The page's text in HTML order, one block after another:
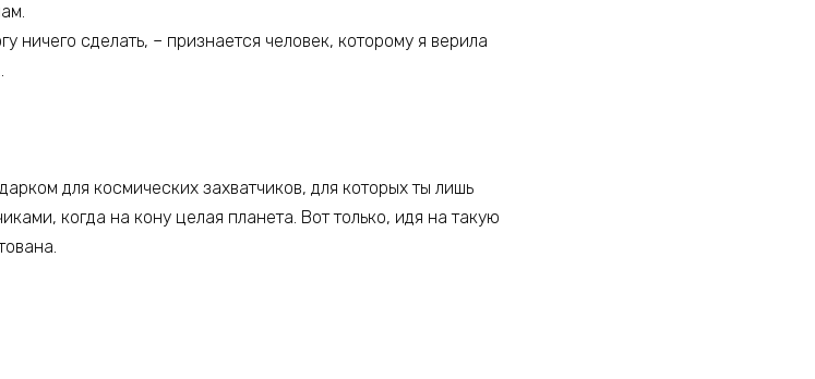
ничего сделать, – признается человек, которому я верила
для космических захватчиков, для которых ты лишь
когда на кону целая планета. Вот только, идя на такую